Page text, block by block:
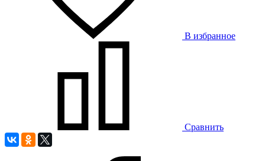
В избранное
Сравнить